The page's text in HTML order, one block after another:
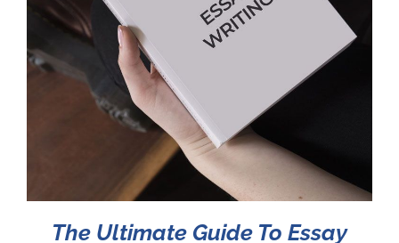
The Ultimate Guide To Essay